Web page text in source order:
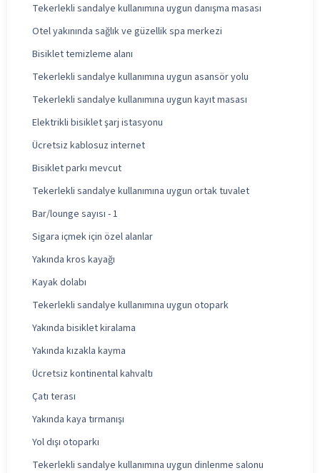
Tekerlekli sandalye kullanımına uygun danışma masası
Otel yakınında sağlık ve güzellik spa merkezi
Bisiklet temizleme alanı
Tekerlekli sandalye kullanımına uygun asansör yolu
Tekerlekli sandalye kullanımına uygun kayıt masası
Elektrikli bisiklet şarj istasyonu
Ücretsiz kablosuz internet
Bisiklet parkı mevcut
Tekerlekli sandalye kullanımına uygun ortak tuvalet
Bar/lounge sayısı - 1
Sigara içmek için özel alanlar
Yakında kros kayağı
Kayak dolabı
Tekerlekli sandalye kullanımına uygun otopark
Yakında bisiklet kiralama
Yakında kızakla kayma
Ücretsiz kontinental kahvaltı
Çatı terası
Yakında kaya tırmanışı
Yol dışı otoparkı
Tekerlekli sandalye kullanımına uygun dinlenme salonu